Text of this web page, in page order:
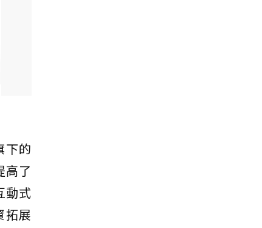
下的
高了
動式
拓展